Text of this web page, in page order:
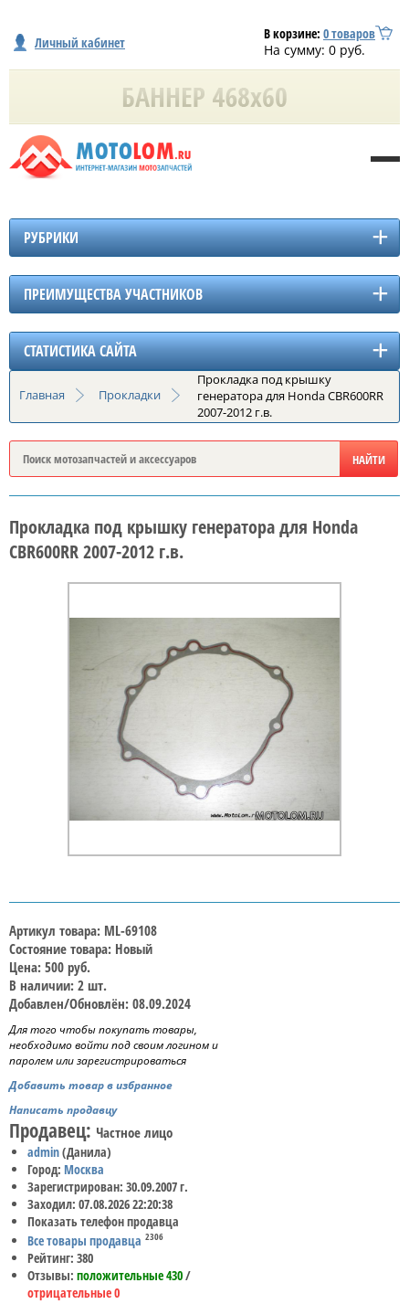
Личный кабинет В корзине: 0товаров
На сумму: 0 руб.
РУБРИКИ
ПРЕИМУЩЕСТВА УЧАСТНИКОВ
СТАТИСТИКА САЙТА
Главная Прокладки
Прокладка под крышку
генератора для Honda CBR600RR
2007-2012 г.в.
Прокладка под крышку генератора для Honda
CBR600RR 2007-2012 г.в.
Артикул товара: ML-69108
Состояние товара: Новый
Цена: 500 руб.
В наличии: 2 шт.
Добавлен/Обновлён: 08.09.2024
Для того чтобы покупать товары,
необходимо войти под своим логином и
паролем или зарегистрироваться
Добавить товар в избранное
Написать продавцу
Продавец: Частное лицо
admin(Данила)
Город: Москва
Зарегистрирован: 30.09.2007 г.
Заходил: 07.08.2026 22:20:38
Показать телефон продавца
Все товары продавца 2306
Рейтинг: 380
Отзывы: положительные 430/
отрицательные 0